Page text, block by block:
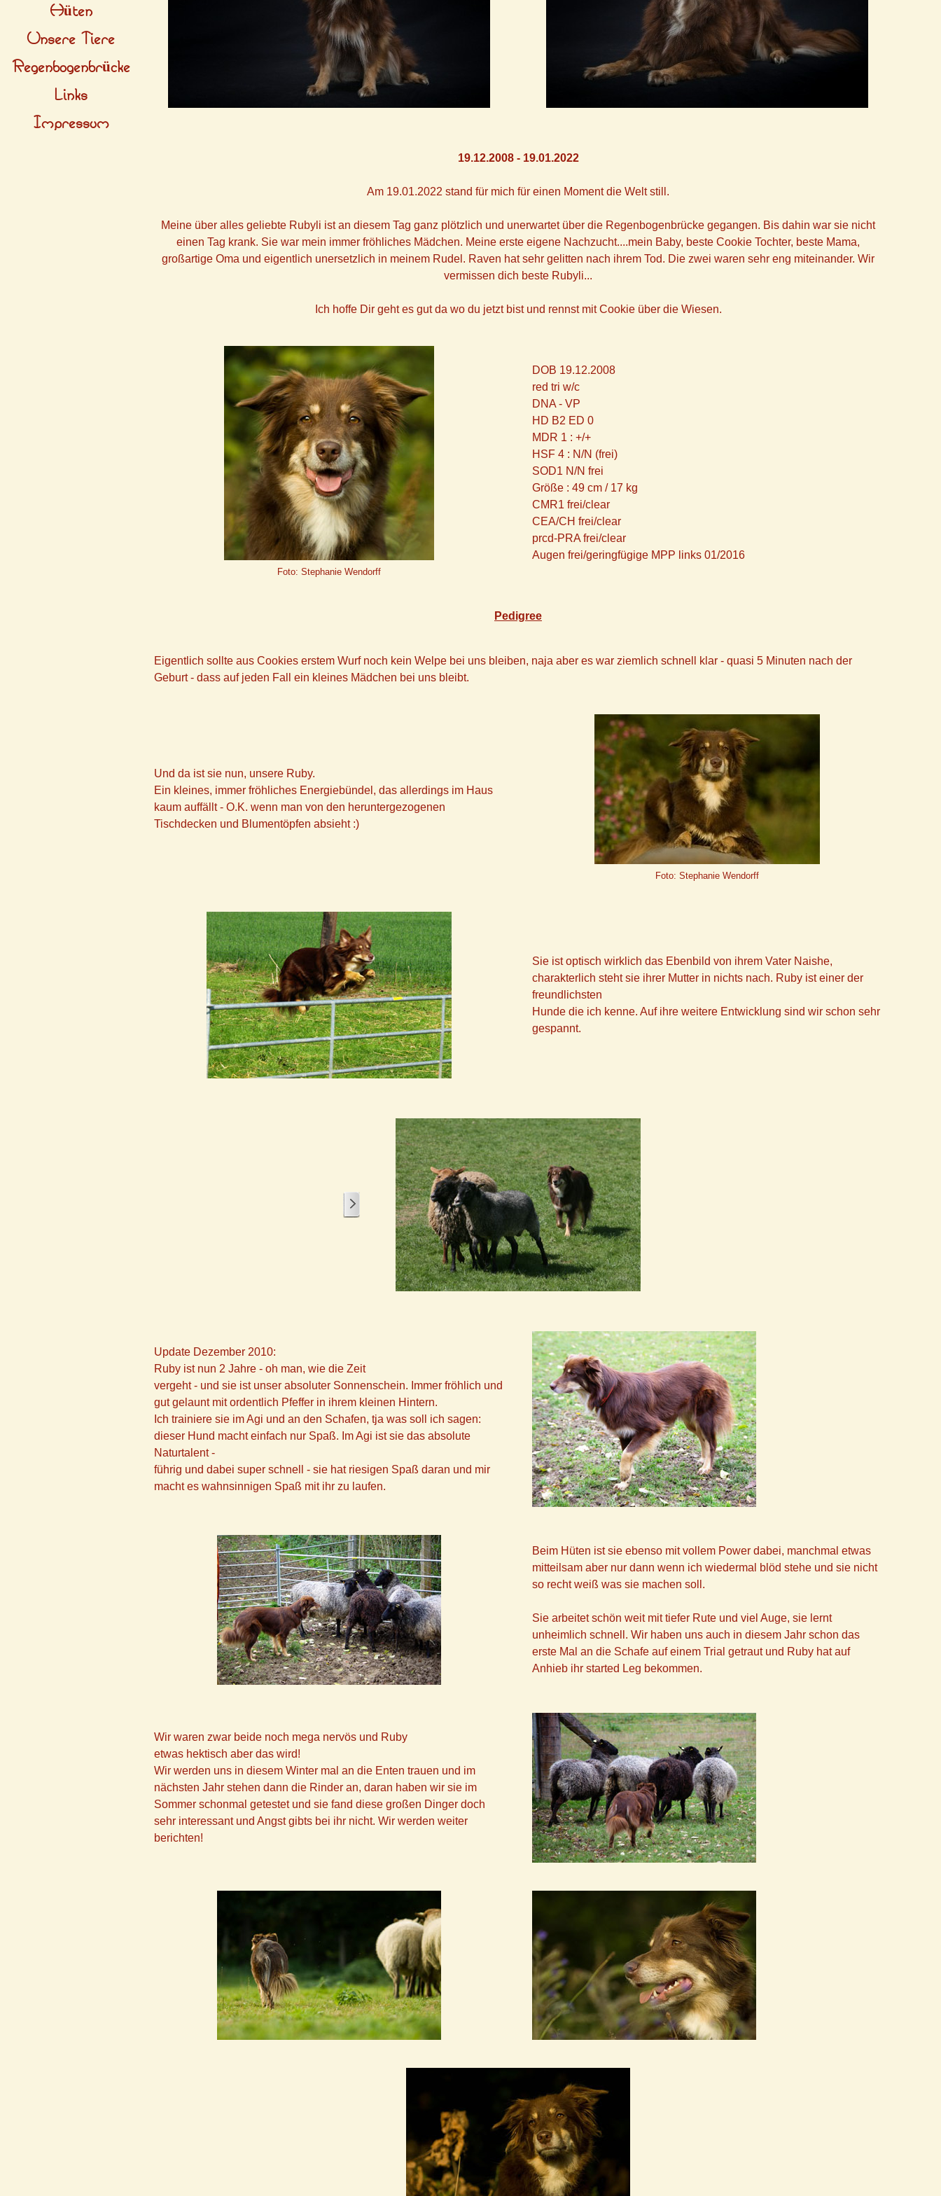
Hüten
Unsere Tiere
Regenbogenbrücke
Links
Impressum
19.12.2008 - 19.01.2022
Am 19.01.2022 stand für mich für einen Moment die Welt still.
Meine über alles geliebte Rubyli ist an diesem Tag ganz plötzlich und unerwartet über die Regenbogenbrücke gegangen. Bis dahin war sie nicht
einen Tag krank. Sie war mein immer fröhliches Mädchen. Meine erste eigene Nachzucht....mein Baby, beste Cookie Tochter, beste Mama,
großartige Oma und eigentlich unersetzlich in meinem Rudel. Raven hat sehr gelitten nach ihrem Tod. Die zwei waren sehr eng miteinander. Wir
vermissen dich beste Rubyli...
Ich hoffe Dir geht es gut da wo du jetzt bist und rennst mit Cookie über die Wiesen.
DOB 19.12.2008
red tri w/c
DNA - VP
HD B2 ED 0
MDR 1 : +/+
HSF 4 : N/N (frei)
SOD1 N/N frei
Größe : 49 cm / 17 kg
CMR1 frei/clear
CEA/CH frei/clear
prcd-PRA frei/clear
Augen frei/geringfügige MPP links 01/2016
Foto: Stephanie Wendorff
Pedigree
Eigentlich sollte aus Cookies erstem Wurf noch kein Welpe bei uns bleiben, naja aber es war ziemlich schnell klar - quasi 5 Minuten nach der
Geburt - dass auf jeden Fall ein kleines Mädchen bei uns bleibt.
Foto: Stephanie Wendorff
Und da ist sie nun, unsere Ruby.
Ein kleines, immer fröhliches Energiebündel, das allerdings im Haus
kaum auffällt - O.K. wenn man von den heruntergezogenen
Tischdecken und Blumentöpfen absieht :)
Sie ist optisch wirklich das Ebenbild von ihrem Vater Naishe,
charakterlich steht sie ihrer Mutter in nichts nach. Ruby ist einer der
freundlichsten
Hunde die ich kenne. Auf ihre weitere Entwicklung sind wir schon sehr
gespannt.
Update Dezember 2010:
Ruby ist nun 2 Jahre - oh man, wie die Zeit
vergeht - und sie ist unser absoluter Sonnenschein. Immer fröhlich und
gut gelaunt mit ordentlich Pfeffer in ihrem kleinen Hintern.
Ich trainiere sie im Agi und an den Schafen, tja was soll ich sagen:
dieser Hund macht einfach nur Spaß. Im Agi ist sie das absolute
Naturtalent -
führig und dabei super schnell - sie hat riesigen Spaß daran und mir
macht es wahnsinnigen Spaß mit ihr zu laufen.
Beim Hüten ist sie ebenso mit vollem Power dabei, manchmal etwas
mitteilsam aber nur dann wenn ich wiedermal blöd stehe und sie nicht
so recht weiß was sie machen soll.
Sie arbeitet schön weit mit tiefer Rute und viel Auge, sie lernt
unheimlich schnell. Wir haben uns auch in diesem Jahr schon das
erste Mal an die Schafe auf einem Trial getraut und Ruby hat auf
Anhieb ihr started Leg bekommen.
Wir waren zwar beide noch mega nervös und Ruby
etwas hektisch aber das wird!
Wir werden uns in diesem Winter mal an die Enten trauen und im
nächsten Jahr stehen dann die Rinder an, daran haben wir sie im
Sommer schonmal getestet und sie fand diese großen Dinger doch
sehr interessant und Angst gibts bei ihr nicht. Wir werden weiter
berichten!